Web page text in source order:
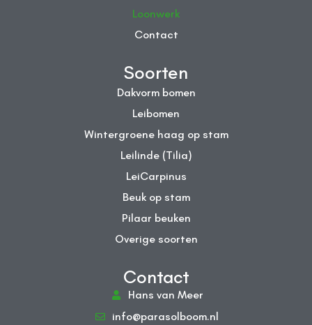
Loonwerk
Contact
Soorten
Dakvorm bomen
Leibomen
Wintergroene haag op stam
Leilinde (Tilia)
LeiCarpinus
Beuk op stam
Pilaar beuken
Overige soorten
Contact
Hans van Meer
info@parasolboom.nl